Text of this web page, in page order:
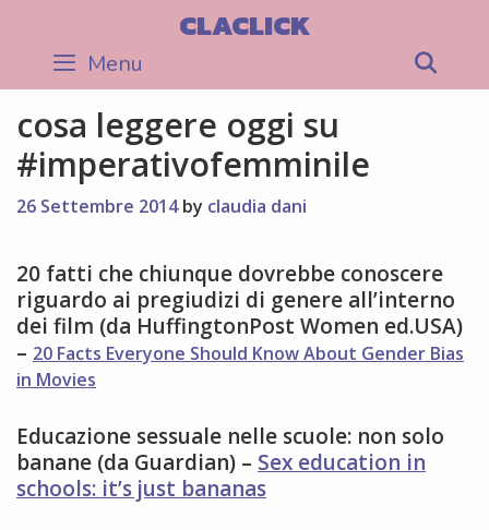
content
CLACLICK
Menu
cosa leggere oggi su
#imperativofemminile
26 Settembre 2014 by claudia dani
20 fatti che chiunque dovrebbe conoscere
riguardo ai pregiudizi di genere all’interno
dei film (da HuffingtonPost Women ed.USA)
– 20 Facts Everyone Should Know About Gender Bias
in Movies
Educazione sessuale nelle scuole: non solo
banane (da Guardian) – Sex education in
schools: it’s just bananas